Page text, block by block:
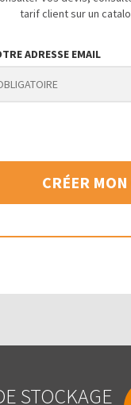
tarif client sur un
ADRESSE EMAIL
CRÉER
STOCKAGE